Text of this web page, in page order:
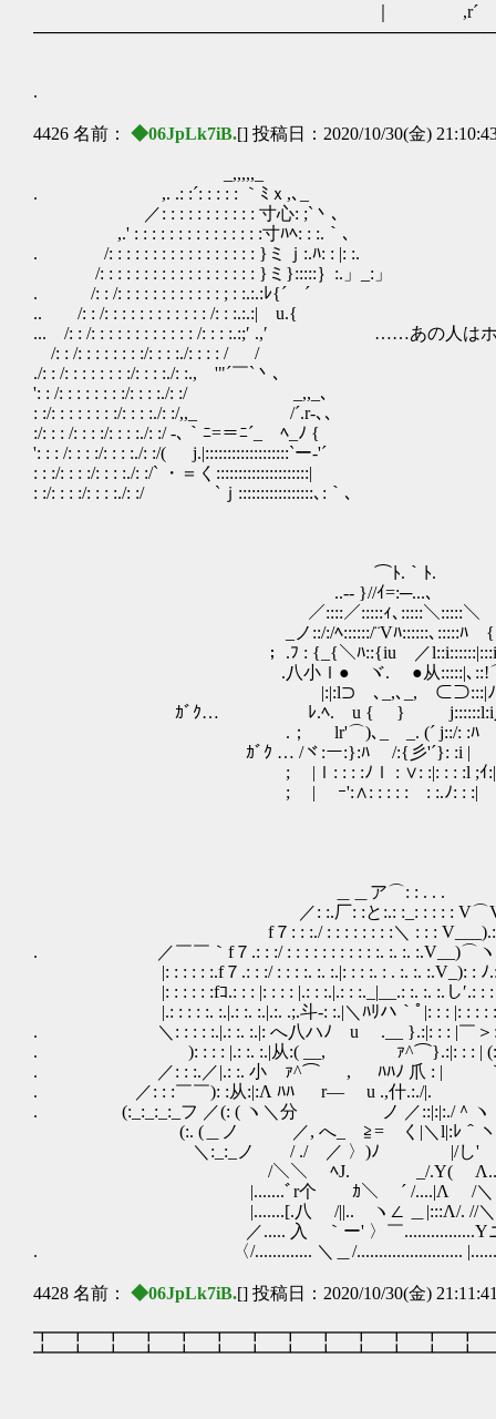
｜ ,r´ | |＿
.
4426 名前： ◆06JpLk7iB.[] 投稿日：2020/10/30(金)
_,,,,,_
. ,. .: :´: : : : : ｀ﾐｘ,､_
／: : : : : : : : : : : 寸心: ;`丶､
,.' : : : : : : : : : : : : : : :寸ﾊﾍ: : :.｀､
. /: : : : : : : : : : : : : : : : : }ミｊ:.ﾊ: : |: :.
/: : : : : : : : : : : : : : : : : : }ミ}:::::｝:.」_:」
. /: : /: : : : : : : : : : : : ; : :.:.:ﾚ{´￣´
.. /: : /: : : : : : : : : : : : /: : :.:.:| u.{
... /: : /: : : : : : : : : : : : /: : : :.:;′ .,′ ……あの人はホン
/: : /: : : : : : : :/: : : :./: : : : / /
./: : /: : : : : : : :/: : : :./: :., '"´￣`丶､
': : /: : : : : : : :/: : : :./: :/ _,,_､
: :/: : : : : : : :/: : : :./: :/,,_ /´.r‐､､
:/: : : /: : : :/: : : :./: :/ -､｀ﾆ=＝ﾆ´_ ﾍ_ﾉ {
': : : /: : : :/: : : :./: :/( j.|:::::::::::::::::::`ー‐'´
: : :/: : : :/: : : :./: :/` ・＝く:::::::::::::::::::::|
: :/: : : :/: : : :./: :/ `ｊ:::::::::::::::::､:｀､
⌒ﾄ.｀ﾄ.
..-‐ }//ｲ=:─...、
／::::／:::::ｨ､:::::＼:::::＼
_ノ::/:/ﾍ::::::/¨Vﾊ::::::､:::::ﾊ {
； .ﾌ : {_{＼ﾊ::{iu ／l::i::::::|:::iﾄ
.八小ｌ● ヾ. ●从:::::|､::!⌒ 初めて会
|:|:l⊃ ､_,､_, ⊂⊃:::|ﾉ
ｶﾞｸ… ﾚ.ﾍ. u { } j::::::l:i人 ど
.； lr'⌒)､_￣_. (´ j::/: :ﾊ
ｶﾞｸ … /ヾ:ー:}:ﾊ /:{彡'´}: :i |
; |ｌ: : : :ﾉｌ : ∨: :|: : : :l ;ｲ:|
; | ゝｰ':∧: : : : :ゝ: :.ﾉ: : :|
＿＿ア⌒: : . . .
／: :.厂: :と:.: :_: : : : : V⌒V´￣
f７: : :./ : : : : : : : :＼ : : : V___).: : :
. ／￣￣｀f７.: : :/ : : : : : : : : : : :. :. :. :.V__)⌒ヽ:
|: : : : : :.f７.: : :/ : : : :. :. :.|: : : :. : . :. :. :.V_): : ﾉ.:
|: : : : : :fｺ.: : : |: : : : |.: : :.|.: : :._|__.: :. :. :.し′.: : :
|.: : : : :. :.|.: :. :.|.:. .;.斗-: :.|＼ﾊﾘハ｀ﾟ|: : : |: : : :
. ＼: : : : :.|.: :. :.|: へ八ハﾉ u .__ }.:|: : : |￣＞:
. ): : : : |.: :. :.|从:( __, ｧ^⌒}.:|: : : |
. ／: : :.／|.: :. 小 ｧ^⌒ , ﾊﾊﾉ 爪 : | ｀
. ／: : :￣￣): :从:|:Λ ﾊﾊ r― u .,什.:./|.
. (:_:_:_:_フ ／(: ( ヽ＼分 ノ ／::|:|:./＾ヽ
(:. (＿ノ ／, へ_ ≧= く|＼l|:ﾚ＾
＼:_:_ノ / ./ ／ 〉)ﾉ |/し' /
/＼＼ ﾍJ. _/.Y( Λ..
|.......ﾞr个 ｶ＼ ´ /....|Λ /＼
|.......[.八 /||.. ヽ∠ ＿|:::Λ/. //＼
／..... 入 ｀ー' 〉￣................Yニニ
. 〈/............. ＼＿/........................
4428 名前： ◆06JpLk7iB.[] 投稿日：2020/10/30(金)